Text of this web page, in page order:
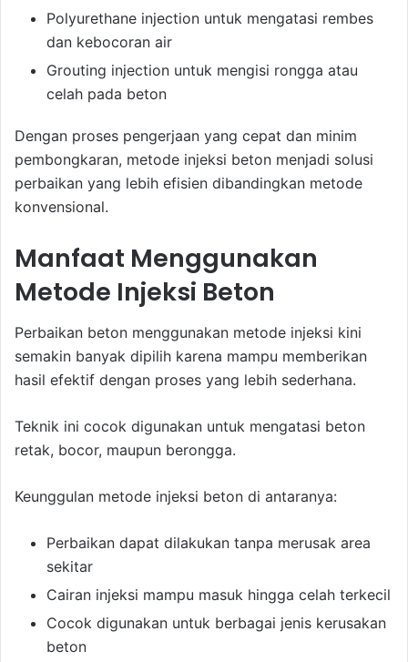
Polyurethane injection untuk mengatasi rembes
dan kebocoran air
Grouting injection untuk mengisi rongga atau
celah pada beton
Dengan proses pengerjaan yang cepat dan minim
pembongkaran, metode injeksi beton menjadi solusi
perbaikan yang lebih efisien dibandingkan metode
konvensional.
Manfaat Menggunakan
Metode Injeksi Beton
Perbaikan beton menggunakan metode injeksi kini
semakin banyak dipilih karena mampu memberikan
hasil efektif dengan proses yang lebih sederhana.
Teknik ini cocok digunakan untuk mengatasi beton
retak, bocor, maupun berongga.
Keunggulan metode injeksi beton di antaranya:
Perbaikan dapat dilakukan tanpa merusak area
sekitar
Cairan injeksi mampu masuk hingga celah terkecil
Cocok digunakan untuk berbagai jenis kerusakan
beton